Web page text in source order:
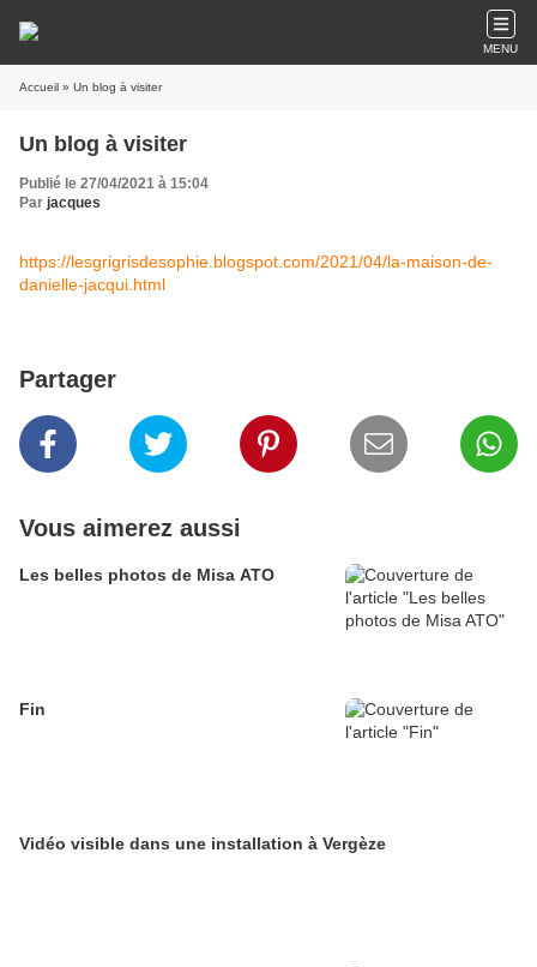
MENU
Accueil » Un blog à visiter
Un blog à visiter
Publié le 27/04/2021 à 15:04
Par jacques
https://lesgrigrisdesophie.blogspot.com/2021/04/la-maison-de-
danielle-jacqui.html
Partager
Vous aimerez aussi
Les belles photos de Misa ATO
Fin
Vidéo visible dans une installation à Vergèze